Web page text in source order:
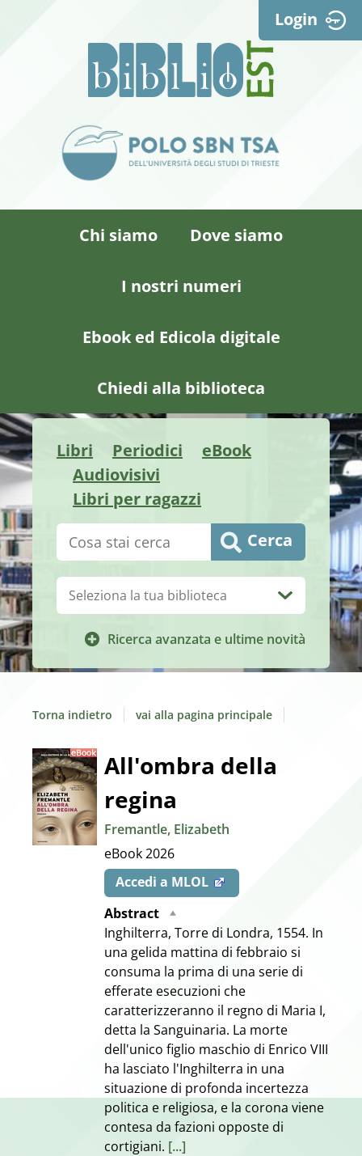
Login
Chi siamo Dove siamo
I nostri numeri
Ebook ed Edicola digitale
Chiedi alla biblioteca
Libri Periodici
eBook
Audiovisivi
Libri per ragazzi
Cerca su "Catalogo" Cerca
Ricerca avanzata e ultime novità
Biblioteca:
Torna indietro vai alla pagina principale
Dettaglio
del
documento
All'ombra della
regina
Fremantle, Elizabeth
eBook2026
Accedi a MLOL
Abstract
Inghilterra, Torre di Londra, 1554. In
una gelida mattina di febbraio si
consuma la prima di una serie di
efferate esecuzioni che
caratterizzeranno il regno di Maria I,
detta la Sanguinaria. La morte
dell'unico figlio maschio di Enrico VIII
ha lasciato l'Inghilterra in una
situazione di profonda incertezza
politica e religiosa, e la corona viene
contesa da fazioni opposte di
cortigiani. [...]